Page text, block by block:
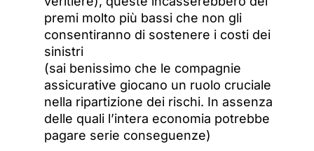
premi molto più bassi che non gli
consentiranno di sostenere i costi dei
sinistri
(sai benissimo che le compagnie
assicurative giocano un ruolo cruciale
nella ripartizione dei rischi. In assenza
delle quali l’intera economia potrebbe
pagare serie conseguenze)